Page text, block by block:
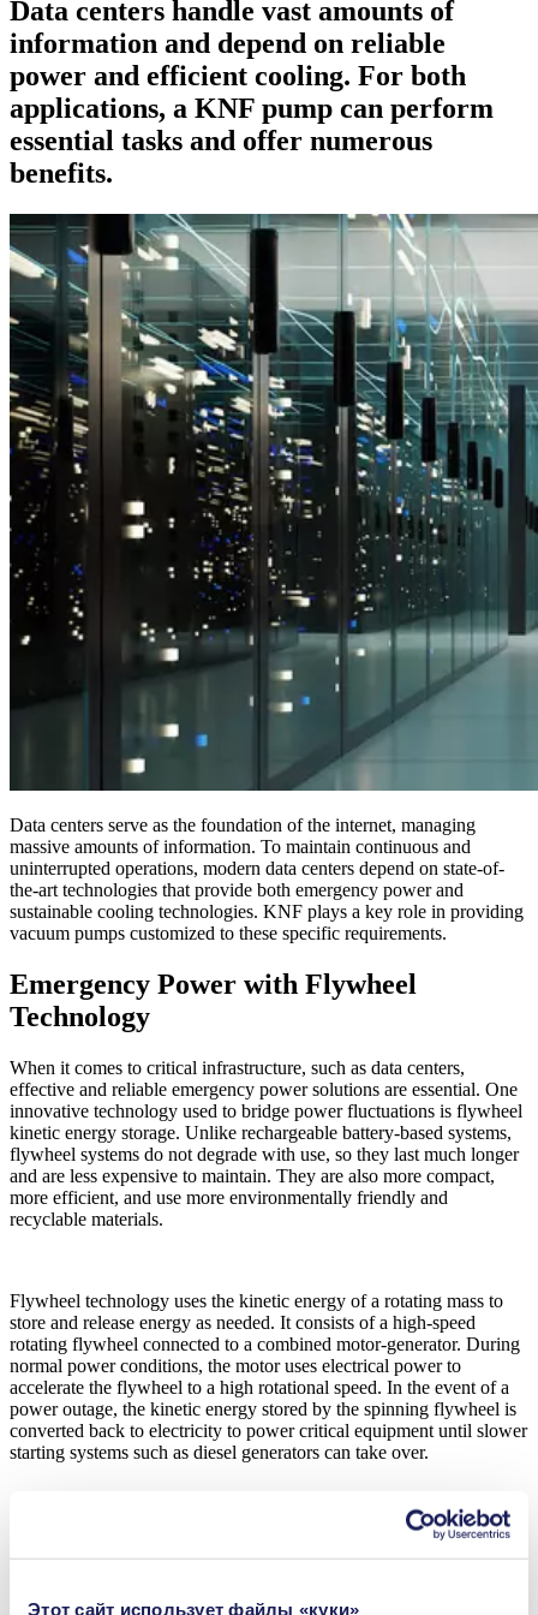
Этот сайт использует файлы «куки»
Data centers handle vast amounts of
information and depend on reliable
power and efficient cooling. For both
applications, a KNF pump can perform
essential tasks and offer numerous
benefits.
Data centers serve as the foundation of the internet, managing
massive amounts of information. To maintain continuous and
uninterrupted operations, modern data centers depend on state-of-
the-art technologies that provide both emergency power and
sustainable cooling technologies. KNF plays a key role in providing
vacuum pumps customized to these specific requirements.
Emergency Power with Flywheel
Technology
When it comes to critical infrastructure, such as data centers,
effective and reliable emergency power solutions are essential. One
innovative technology used to bridge power fluctuations is flywheel
kinetic energy storage. Unlike rechargeable battery-based systems,
flywheel systems do not degrade with use, so they last much longer
and are less expensive to maintain. They are also more compact,
more efficient, and use more environmentally friendly and
recyclable materials.
Flywheel technology uses the kinetic energy of a rotating mass to
store and release energy as needed. It consists of a high-speed
rotating flywheel connected to a combined motor-generator. During
normal power conditions, the motor uses electrical power to
accelerate the flywheel to a high rotational speed. In the event of a
power outage, the kinetic energy stored by the spinning flywheel is
converted back to electricity to power critical equipment until slower
starting systems such as diesel generators can take over.
Advanced flywheel systems have rotors made of high-strength
carbon fiber composites suspended by magnetic bearings that rotate
pump with a long-life BLDC motor can remove more than 99.5% of